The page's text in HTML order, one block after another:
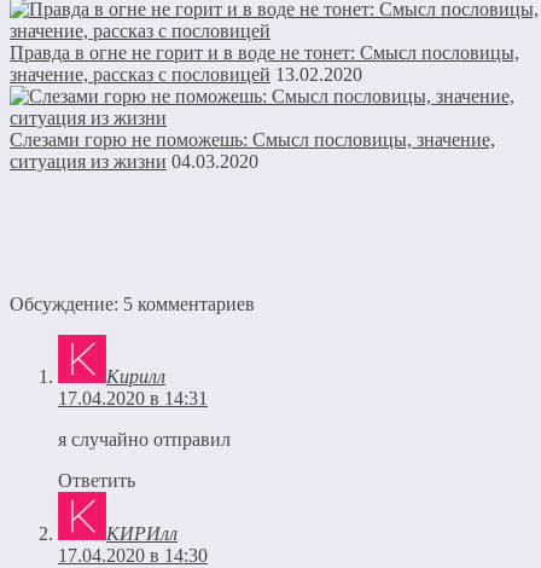
Правда в огне не горит и в воде не тонет: Смысл пословицы,
значение, рассказ с пословицей 13.02.2020
Слезами горю не поможешь: Смысл пословицы, значение,
ситуация из жизни 04.03.2020
Обсуждение: 5 комментариев
Кирилл
17.04.2020 в 14:31
я случайно отправил
Ответить
КИРИлл
17.04.2020 в 14:30